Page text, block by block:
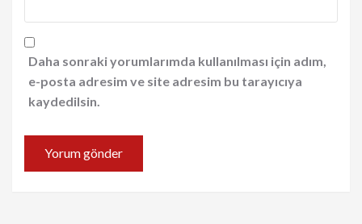
Daha sonraki yorumlarımda kullanılması için adım,
e-posta adresim ve site adresim bu tarayıcıya
kaydedilsin.